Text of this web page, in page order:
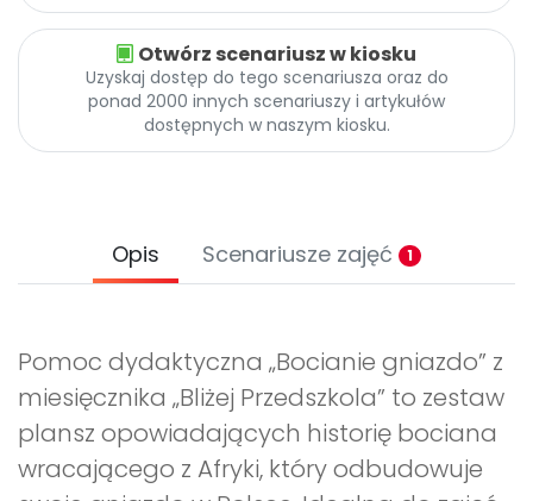
Otwórz scenariusz w kiosku
Uzyskaj dostęp do tego scenariusza oraz do
ponad 2000 innych scenariuszy i artykułów
dostępnych w naszym kiosku.
Opis Scenariusze zajęć 1
Pomoc dydaktyczna „Bocianie gniazdo” z
miesięcznika „Bliżej Przedszkola” to zestaw
plansz opowiadających historię bociana
wracającego z Afryki, który odbudowuje